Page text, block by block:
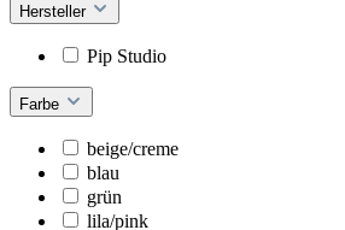
Hersteller
Pip Studio
Farbe
beige/creme
blau
grün
lila/pink